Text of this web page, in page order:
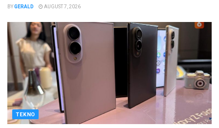
BYGERALD AUGUST 7, 2026
TEKNO